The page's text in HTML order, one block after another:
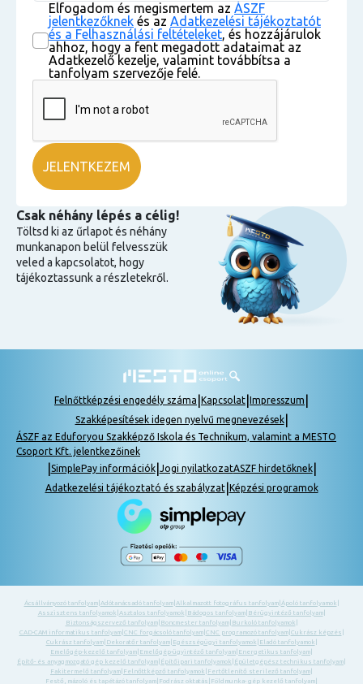
Elfogadom és megismertem az ÁSZF
jelentkezőknek és az Adatkezelési tájékoztatót
és a Felhasználási feltételeket, és hozzájárulok
ahhoz, hogy a fent megadott adataimat az
Adatkezelő kezelje, valamint továbbítsa a
tanfolyam szervezője felé.
Csak néhány lépés a célig!
Töltsd ki az űrlapot és néhány
munkanapon belül felvesszük
veled a kapcsolatot, hogy
tájékoztassunk a részletekről.
Felnőttképzési engedély száma Kapcsolat Impresszum
Szakképesítések idegen nyelvű megnevezések|
ÁSZF az Eduforyou Szakképző Iskola és Technikum, valamint a MESTO
Csoport Kft. jelentkezőinek
SimplePay információk| Jogi nyilatkozatASZF hirdetőknek|
Adatkezelési tájékoztató és szabályzat| Képzési programok
Ácsállványozó tanfolyam| Adótanácsadó tanfolyam| Alkalmazott fotográfus tanfolyam| Ápoló tanfolyamok
Asszisztens tanfolyamok Asztalos tanfolyamok Bádogos tanfolyam| Bérügyintéző tanfolyam|
Biztonságszervező tanfolyam| Boncmester tanfolyam| Burkoló tanfolyamok
CAD-CAM informatikus tanfolyam| CNC forgácsoló tanfolyam| CNC programozó tanfolyam| Cukrász képzés
Cukrász tanfolyam| Dekoratőr tanfolyam| Egészségügyi tanfolyamok Eladó tanfolyamok
Emelőgép-kezelő tanfolyam Emelőgép-ügyintéző tanfolyam Energetikus tanfolyam
Építő- és anyagmozgató gép kezelő tanfolyam Építőipari tanfolyamok Épületgépész technikus tanfolyam
Fakitermelő tanfolyam Felnőttképző tanfolyamok Fertőtlenítő sterilező tanfolyam
Festő, mázoló és tapétázó tanfolyam Fodrász oktatás Földmunka- gép kezelő tanfolyam